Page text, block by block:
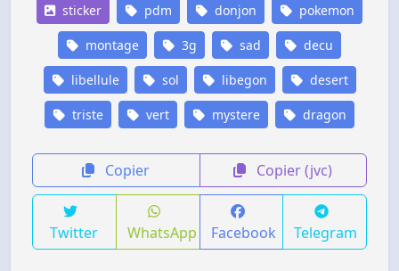
sticker pdm donjon pokemon
montage 3g sad decu
libellule sol libegon desert
triste vert mystere dragon
Copier Copier (jvc)
Twitter WhatsApp Facebook Telegram